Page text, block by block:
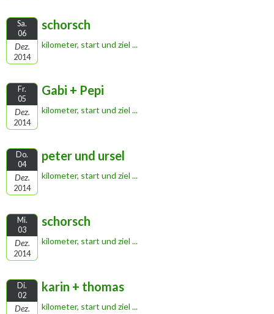
Sa.
06
Dez.
2014
schorsch
kilometer, start und ziel ...
Fr.
05
Dez.
2014
Gabi + Pepi
kilometer, start und ziel ...
Do.
04
Dez.
2014
peter und ursel
kilometer, start und ziel ...
Mi.
03
Dez.
2014
schorsch
kilometer, start und ziel ...
Di.
02
Dez.
karin + thomas
kilometer, start und ziel ...